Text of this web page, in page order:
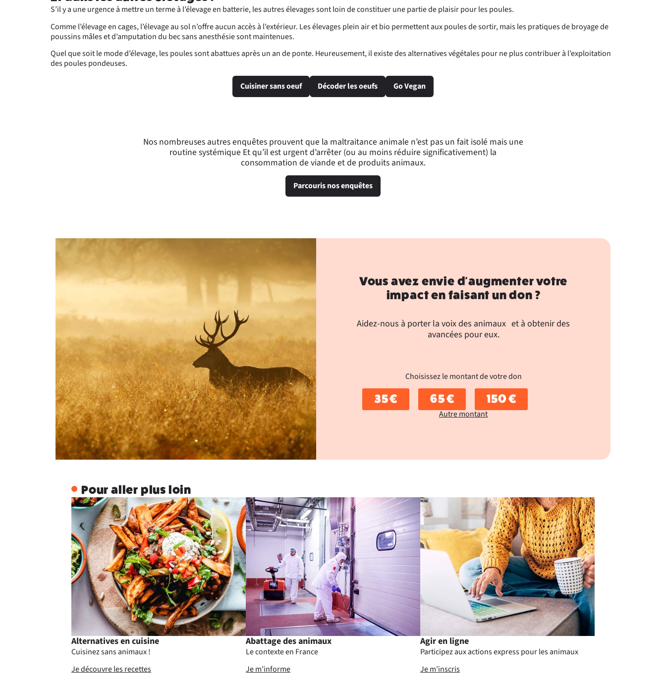
S’il y a une urgence à mettre un terme à l’élevage en batterie, les autres élevages sont loin de constituer une partie de plaisir pour les poules.
Comme l’élevage en cages, l’élevage au sol n’offre aucun accès à l’extérieur. Les élevages plein air et bio permettent aux poules de sortir, mais les pratiques de broyage de
poussins mâles et d’amputation du bec sans anesthésie sont maintenues.
Quel que soit le mode d’élevage, les poules sont abattues après un an de ponte. Heureusement, il existe des alternatives végétales pour ne plus contribuer à l’exploitation
des poules pondeuses.
Cuisiner sans oeuf Décoder les oeufs Go Vegan
Nos nombreuses autres enquêtes prouvent que la maltraitance animale n’est pas un fait isolé mais une
routine systémique Et qu’il est urgent d’arrêter (ou au moins réduire significativement) la
consommation de viande et de produits animaux.
Parcouris nos enquêtes
Vous avez envie d'augmenter votre
impact en faisant un don ?
Aidez-nous à porter la voix des animaux et à obtenir des
avancées pour eux.
Choisissez le montant de votre don
35 € 65 € 150 €
Autre montant
Pour aller plus loin
Alternatives en cuisine
Cuisinez sans animaux !
Je découvre les recettes
Abattage des animaux
Le contexte en France
Je m’informe
Agir en ligne
Participez aux actions express pour les animaux
Je m’inscris